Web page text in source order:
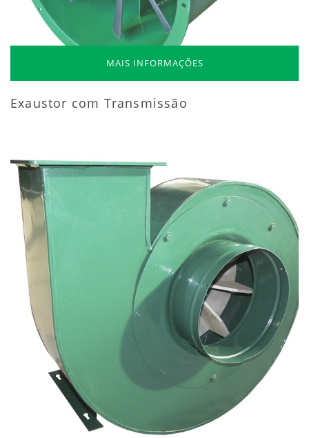
MAIS INFORMAÇÕES
Exaustor com Transmissão